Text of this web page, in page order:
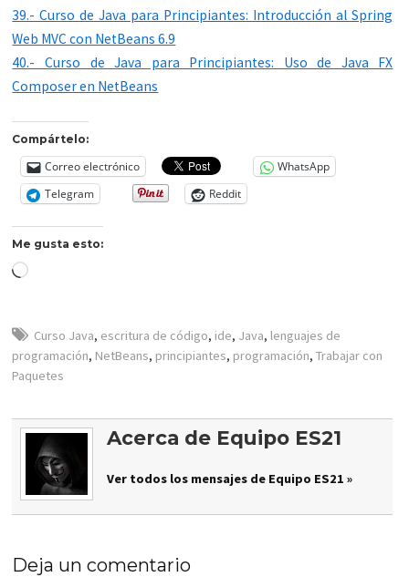
39.- Curso de Java para Principiantes: Introducción al Spring
Web MVC con NetBeans 6.9
40.- Curso de Java para Principiantes: Uso de Java FX
Composer en NetBeans
Compártelo:
Correo electrónico
WhatsApp
Telegram
Reddit
Me gusta esto:
Cargando...
Curso Java, escritura de código, ide, Java, lenguajes de
programación, NetBeans, principiantes, programación,Trabajar con
Paquetes
Acerca de Equipo ES21
Ver todos los mensajes de Equipo ES21 »
Deja un comentario